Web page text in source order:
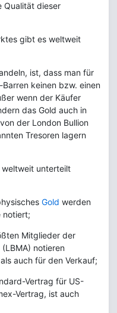
Qualität dieser
gibt es weltweit
ist, dass man für
keinen bzw. einen
wenn der Käufer
das Gold auch in
der London Bullion
Tresoren lagern
weltweit unterteilt
Gold werden
notiert;
Mitglieder der
notieren
auch für den Verkauf;
Vertrag für US-
Vertrag, ist auch